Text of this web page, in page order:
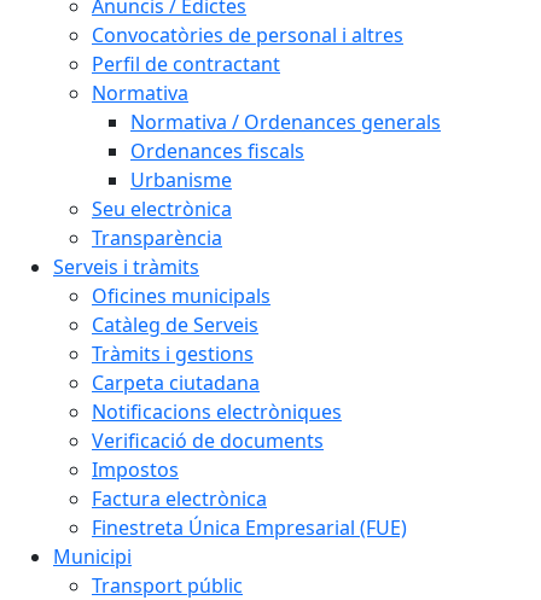
Anuncis / Edictes
Convocatòries de personal i altres
Perfil de contractant
Normativa
Normativa / Ordenances generals
Ordenances fiscals
Urbanisme
Seu electrònica
Transparència
Serveis i tràmits
Oficines municipals
Catàleg de Serveis
Tràmits i gestions
Carpeta ciutadana
Notificacions electròniques
Verificació de documents
Impostos
Factura electrònica
Finestreta Única Empresarial (FUE)
Municipi
Transport públic